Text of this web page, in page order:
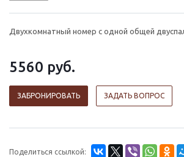
Двухкомнатный номер с одной общей
5560 руб.
ЗАБРОНИРОВАТЬ ЗАДАТЬ ВОПРОС
Поделиться ссылкой: